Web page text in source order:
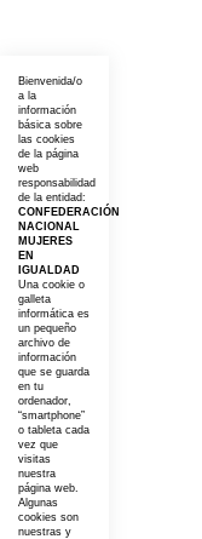
Opiniones
Bienvenida/o
a la
información
básica sobre
las cookies
de la página
web
responsabilidad
de la entidad:
CONFEDERACIÓN
NACIONAL
MUJERES
EN
IGUALDAD
Una cookie o
galleta
informática es
un pequeño
archivo de
información
que se guarda
en tu
ordenador,
“smartphone”
o tableta cada
vez que
visitas
nuestra
página web.
Algunas
cookies son
nuestras y